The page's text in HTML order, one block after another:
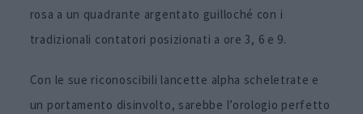
rosa a un quadrante argentato guilloché con i
tradizionali contatori posizionati a ore 3, 6 e 9.
Con le sue riconoscibili lancette alpha scheletrate e
un portamento disinvolto, sarebbe l’orologio perfetto